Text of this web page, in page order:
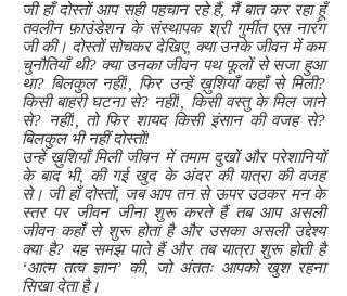
जी हाँ दोस्तों आप सही पहचान रहे हैं, मैं बात कर रहा हूँ
तवलीन फ़ाउंडेशन के संस्थापक श्री गुर्मीत एस नारंग
जी की। दोस्तों सोचकर देखिए, क्या उनके जीवन में कम
चुनौतियाँ थी? क्या उनका जीवन पथ फूलों से सजा हुआ
था? बिलकुल नहीं!, फिर उन्हें ख़ुशियाँ कहाँ से मिली?
किसी बाहरी घटना से? नहीं!, किसी वस्तु के मिल जाने
से? नहीं!, तो फिर शायद किसी इंसान की वजह से?
बिलकुल भी नहीं दोस्तों!
उन्हें ख़ुशियाँ मिली जीवन में तमाम दुखों और परेशानियों
के बाद भी, की गई खुद के अंदर की यात्रा की वजह
से। जी हाँ दोस्तों, जब आप तन से ऊपर उठकर मन के
स्तर पर जीवन जीना शुरू करते हैं तब आप असली
जीवन कहाँ से शुरू होता है और उसका असली उद्देश्य
क्या है? यह समझ पाते हैं और तब यात्रा शुरू होती है
‘आत्म तत्व ज्ञान’ की, जो अंततः आपको खुश रहना
सिखा देता है।